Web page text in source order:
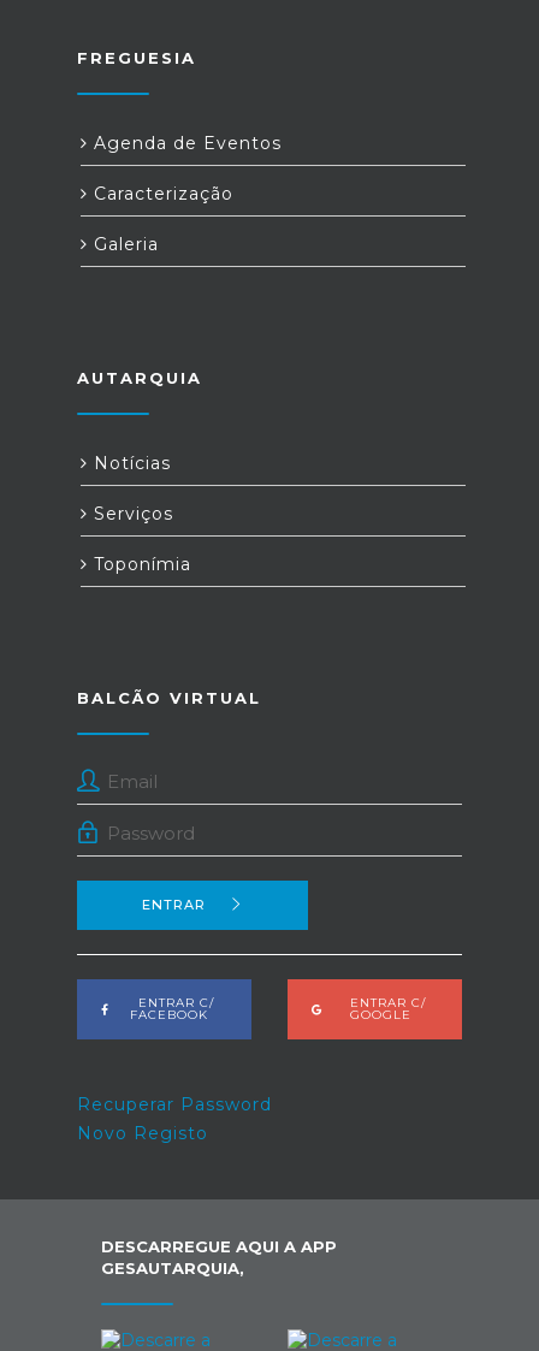
FREGUESIA
Agenda de Eventos
Caracterização
Galeria
AUTARQUIA
Notícias
Serviços
Toponímia
BALCÃO VIRTUAL
ENTRAR
ENTRAR C/
FACEBOOK
ENTRAR C/
GOOGLE
Recuperar Password
Novo Registo
DESCARREGUE AQUI A APP
GESAUTARQUIA,